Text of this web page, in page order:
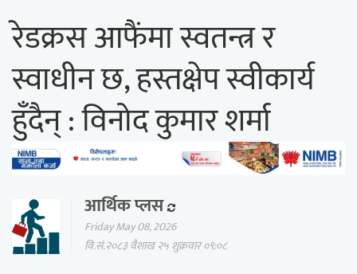
रेडक्रस आफैंमा स्वतन्त्र र
स्वाधीन छ, हस्तक्षेप स्वीकार्य
हुँदैन् : विनोद कुमार शर्मा
आर्थिक प्लस
Friday May 08, 2026
वि.सं.२०८३ वैशाख २५ शुक्रवार ०९:०८